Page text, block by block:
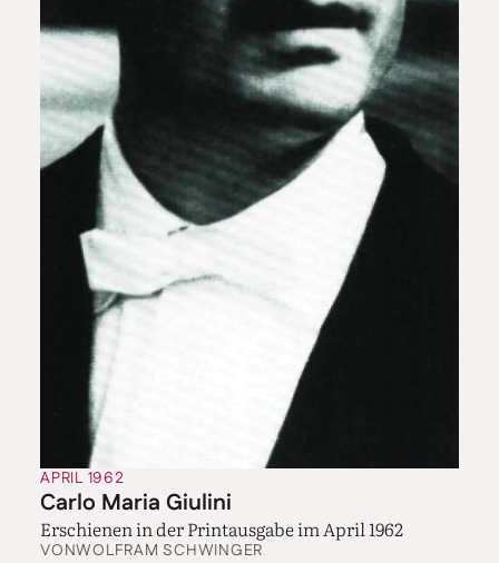
APRIL 1962
Carlo Maria Giulini
Erschienen in der Printausgabe im April 1962
VONWOLFRAM SCHWINGER